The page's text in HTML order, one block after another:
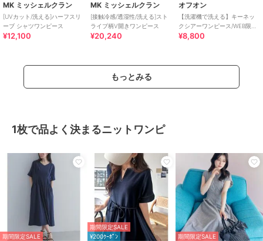
MK ミッシェルクラン
[UVカット/洗える]ハーフスリ
ーブ シャツワンピース
¥12,100
MK ミッシェルクラン
[接触冷感/透湿性/洗える]スト
ライプ柄V開きワンピース
¥20,240
オフオン
【洗濯機で洗える】キーネッ
クシアーワンピース/WEB限定
サイズあり
¥8,800
もっとみる
1枚で品よく決まるニットワンピ
期間限定SALE
期間限定SALE
¥200ｸｰﾎﾟﾝ
期間限定SALE